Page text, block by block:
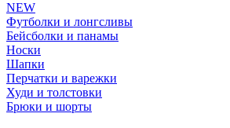
NEW
Футболки и лонгсливы
Бейсболки и панамы
Носки
Шапки
Перчатки и варежки
Худи и толстовки
Брюки и шорты